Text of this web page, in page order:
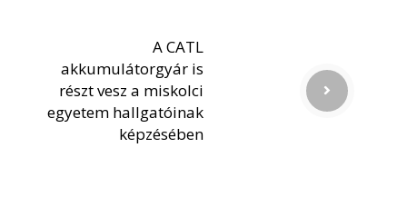
A CATL
akkumulátorgyár is
részt vesz a miskolci
egyetem hallgatóinak
képzésében